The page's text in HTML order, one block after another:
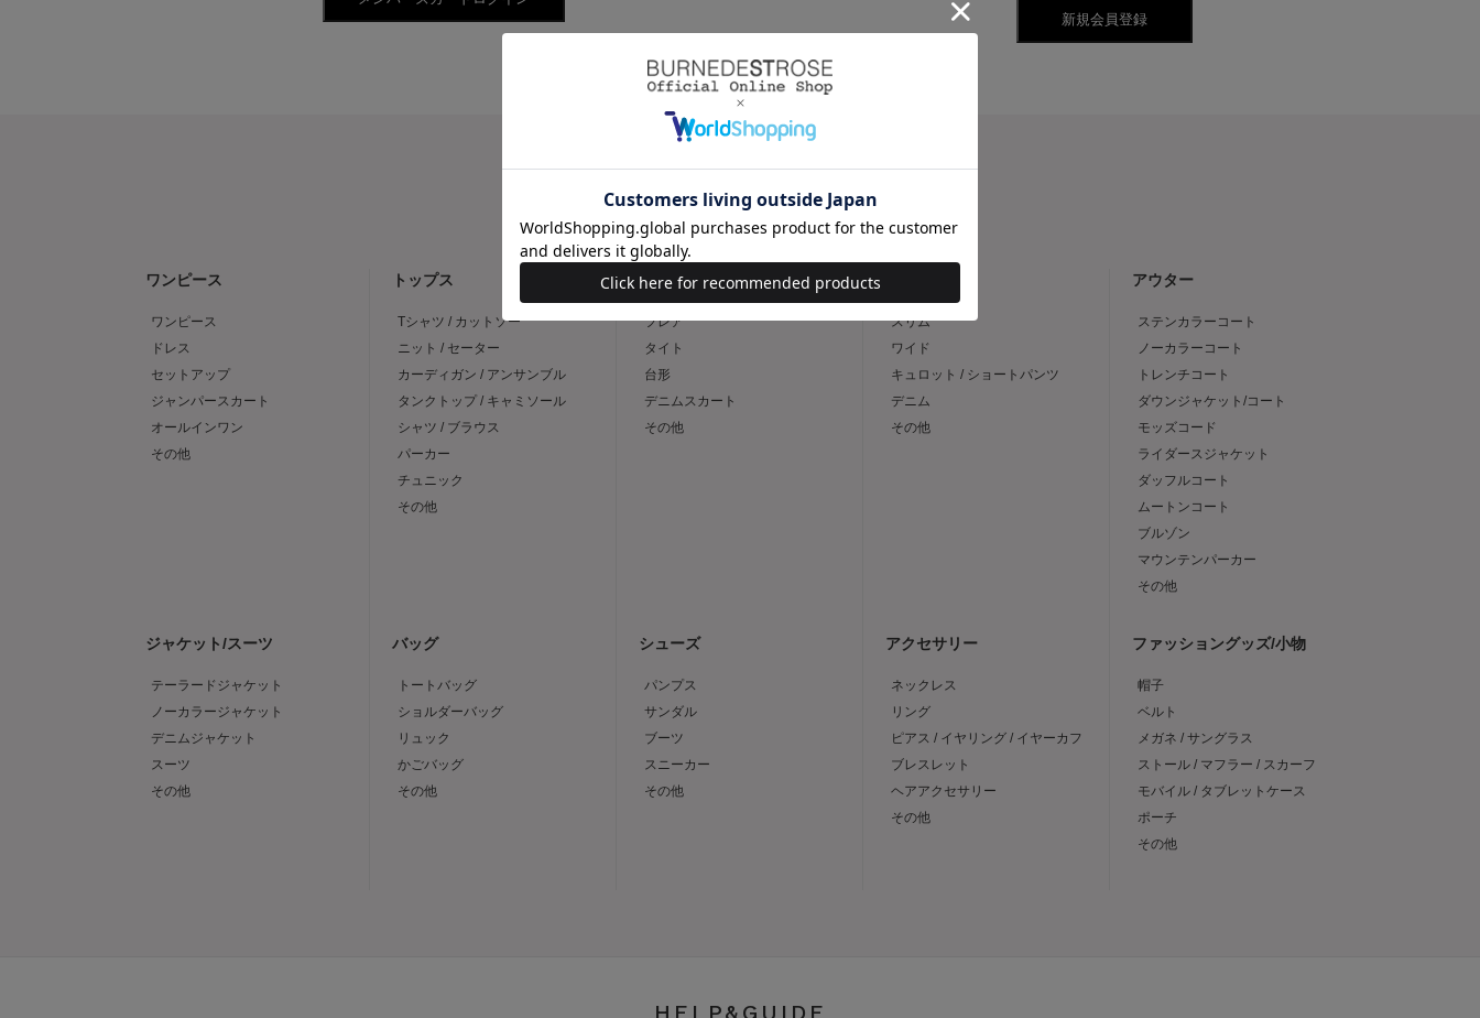
CATEGORY
ワンピース
ワンピース
ドレス
セットアップ
ジャンパースカート
オールインワン
その他
トップス
Tシャツ / カットソー
ニット / セーター
カーディガン / アンサンブル
タンクトップ / キャミソール
シャツ / ブラウス
パーカー
チュニック
その他
スカート
フレア
タイト
台形
デニムスカート
その他
スリム
ワイド
キュロット / ショートパンツ
デニム
その他
アウター
ステンカラーコート
ノーカラーコート
トレンチコート
ダウンジャケット/コート
モッズコード
ライダースジャケット
ダッフルコート
ムートンコート
ブルゾン
マウンテンパーカー
その他
ジャケット/スーツ
テーラードジャケット
ノーカラージャケット
デニムジャケット
スーツ
その他
バッグ
トートバッグ
ショルダーバッグ
リュック
かごバッグ
その他
シューズ
パンプス
サンダル
ブーツ
スニーカー
その他
アクセサリー
ネックレス
リング
ピアス / イヤリング / イヤーカフ
ブレスレット
ヘアアクセサリー
その他
ファッショングッズ/小物
帽子
ベルト
メガネ / サングラス
ストール / マフラー / スカーフ
モバイル / タブレットケース
ポーチ
その他
HELP&GUIDE